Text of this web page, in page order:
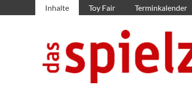
Inhalte Toy Fair Terminkalender